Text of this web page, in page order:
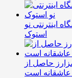
اینترنتی نو
استوک
دلار رمزارز حاصل از
عاشقانه است